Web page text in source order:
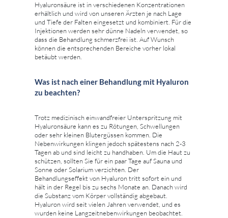
Hyaluronsäure ist in verschiedenen Konzentrationen
erhältlich und wird von unseren Ärzten je nach Lage
und Tiefe der Falten eingesetzt und kombiniert. Für die
Injektionen werden sehr dünne Nadeln verwendet, so
dass die Behandlung schmerzfrei ist. Auf Wunsch
können die entsprechenden Bereiche vorher lokal
betäubt werden.
Was ist nach einer Behandlung mit Hyaluron
zu beachten?
Trotz medizinisch einwandfreier Unterspritzung mit
Hyaluronsäure kann es zu Rötungen, Schwellungen
oder sehr kleinen Blutergüssen kommen. Die
Nebenwirkungen klingen jedoch spätestens nach 2-3
Tagen ab und sind leicht zu handhaben. Um die Haut zu
schützen, sollten Sie für ein paar Tage auf Sauna und
Sonne oder Solarium verzichten. Der
Behandlungseffekt von Hyaluron tritt sofort ein und
hält in der Regel bis zu sechs Monate an. Danach wird
die Substanz vom Körper vollständig abgebaut.
Hyaluron wird seit vielen Jahren verwendet, und es
wurden keine Langzeitnebenwirkungen beobachtet.